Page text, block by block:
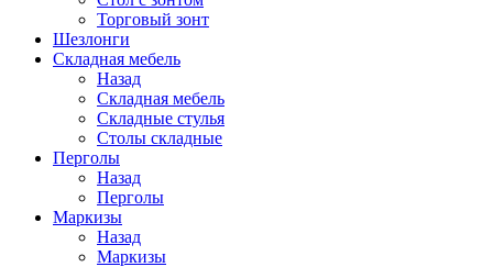
Торговый зонт
Шезлонги
Складная мебель
Назад
Складная мебель
Складные стулья
Столы складные
Перголы
Назад
Перголы
Маркизы
Назад
Маркизы